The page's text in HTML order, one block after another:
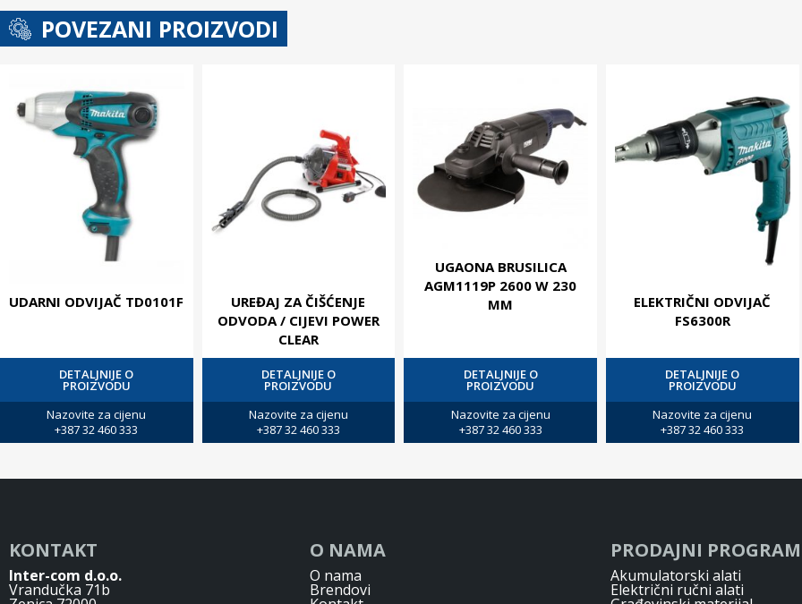
POVEZANI PROIZVODI
UDARNI ODVIJAČ TD0101F
DETALJNIJE O
PROIZVODU
Nazovite za cijenu
+387 32 460 333
UREĐAJ ZA ČIŠĆENJE
ODVODA / CIJEVI POWER
CLEAR
DETALJNIJE O
PROIZVODU
Nazovite za cijenu
+387 32 460 333
UGAONA BRUSILICA
AGM1119P 2600 W 230
MM
DETALJNIJE O
PROIZVODU
Nazovite za cijenu
+387 32 460 333
ELEKTRIČNI ODVIJAČ
FS6300R
DETALJNIJE O
PROIZVODU
Nazovite za cijenu
+387 32 460 333
KONTAKT
Inter-com d.o.o.
Vrandučka 71b
O NAMA
O nama
Brendovi
PRODAJNI PROGRAM
Akumulatorski alati
Električni ručni alati